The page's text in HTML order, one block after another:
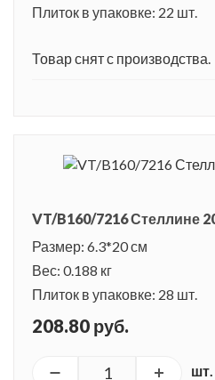
Плиток в упаковке: 22 шт.
Товар снят с производства.
VT/B160/7216 Стеллине
Размер: 6.3*20 см
Вес: 0.188 кг
Плиток в упаковке: 28 шт.
208.80 руб.
шт.